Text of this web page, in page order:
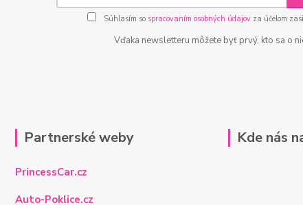
Súhlasím so spracovaním osobných údajovza účelom
Vďaka newsletteru môžete byť prvý, kto sa o
Partnerské weby
PrincessCar.cz
Auto-Poklice.cz
Kde nás